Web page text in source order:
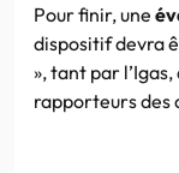
Pour finir, une
dispositif devra
», tant par
rapporteurs des